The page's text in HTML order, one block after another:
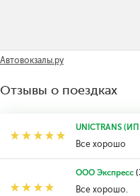
Автовокзалы.ру
Отзывы о поездках
UNICTRANS
Все хорошо
ООО Экспресс
Все хорошо.